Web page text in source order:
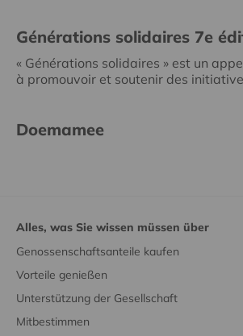
Générations solidaires 7e
« Générations solidaires » est un
à promouvoir et soutenir des
Doemamee
Alles, was Sie wissen müssen über
Genossenschaftsanteile kaufen
Vorteile genießen
Unterstützung der Gesellschaft
Mitbestimmen